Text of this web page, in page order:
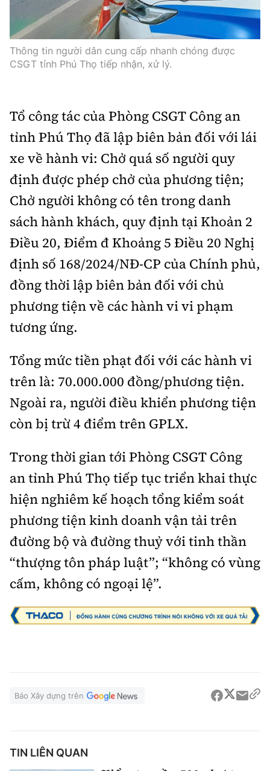
Thông tin người dân cung cấp nhanh chóng được
CSGT tỉnh Phú Thọ tiếp nhận, xử lý.
Tổ công tác của Phòng CSGT Công an
tỉnh Phú Thọ đã lập biên bản đối với lái
xe về hành vi: Chở quá số người quy
định được phép chở của phương tiện;
Chở người không có tên trong danh
sách hành khách, quy định tại Khoản 2
Điều 20, Điểm đ Khoảng 5 Điều 20 Nghị
định số 168/2024/NĐ-CP của Chính phủ,
đồng thời lập biên bản đối với chủ
phương tiện về các hành vi vi phạm
tương ứng.
Tổng mức tiền phạt đối với các hành vi
trên là: 70.000.000 đồng/phương tiện.
Ngoài ra, người điều khiển phương tiện
còn bị trừ 4 điểm trên GPLX.
Trong thời gian tới Phòng CSGT Công
an tỉnh Phú Thọ tiếp tục triển khai thực
hiện nghiêm kế hoạch tổng kiểm soát
phương tiện kinh doanh vận tải trên
đường bộ và đường thuỷ với tinh thần
“thượng tôn pháp luật”; “không có vùng
cấm, không có ngoại lệ”.
Báo Xây dựng trên
TIN LIÊN QUAN